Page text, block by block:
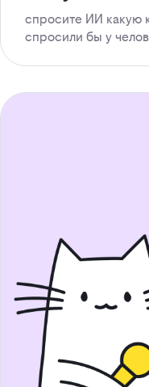
спросите ИИ какую
спросили бы у